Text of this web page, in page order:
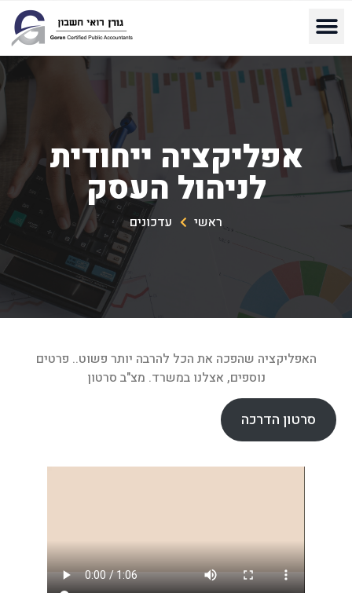
אפליקציה ייחודית
לניהול העסק
ראשי עדכונים
האפליקציה שהפכה את הכל להרבה יותר פשוט.. פרטים
נוספים, אצלנו במשרד. מצ"ב סרטון
סרטון הדרכה